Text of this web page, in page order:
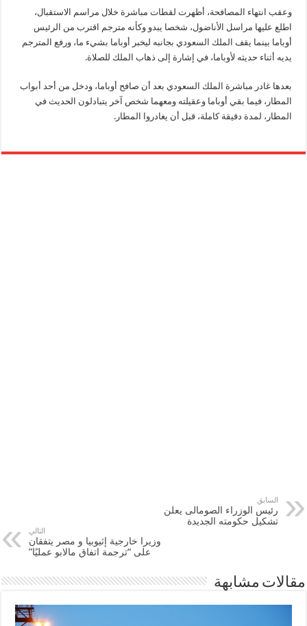
وعقب انتهاء المصافحة، أظهرت لقطات مباشرة خلال مراسم الاستقبال،
اطلع عليها مراسل الأناضول، شخصا يبدو وكأنه مترجم اقترب من الرئيس
أوباما بينما يقف الملك السعودي بجانبه ليخبر أوباما بشيء ما، ورفع المترجم
يديه أثناء حديثه لأوباما، في إشارة إلى ذهاب الملك للصلاة.
بعدها غادر مباشرة الملك السعودي بعد أن صافح أوباما، ودخل من أحد أبواب
المطار، فيما بقي أوباما وعقيلته ومعهما شخص آخر يتبادلون الحديث في
المطار، لمدة دقيقة كاملة، قبل أن يغادروا المطار.
السابق
رئيس الوزراء الصومالى يعلن
تشكيل حكومته الجديدة
التالي
وزيرا خارجية ‫إثيوبيا‬ و ‫‏مصر‬ يتفقان
على “ترجمة اتفاق مالابو عمليًا”
مقالات مشابهة